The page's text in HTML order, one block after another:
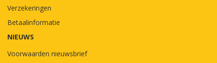
Verzekeringen
Betaalinformatie
NIEUWS
Voorwaarden nieuwsbrief